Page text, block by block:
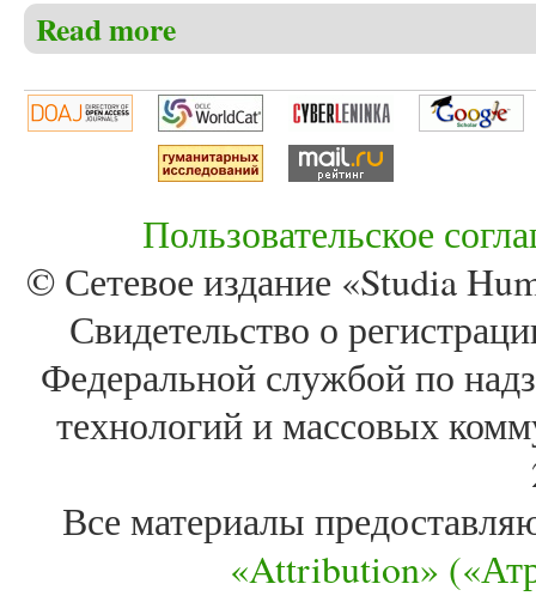
Read more
Пользовательское
© Сетевое издание «Studia
Свидетельство о
Федеральной службой по
технологий и массовых
Все материалы
«Attribution»